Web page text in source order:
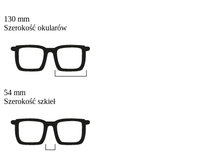
130 mm
Szerokość okularów
54 mm
Szerokość szkieł